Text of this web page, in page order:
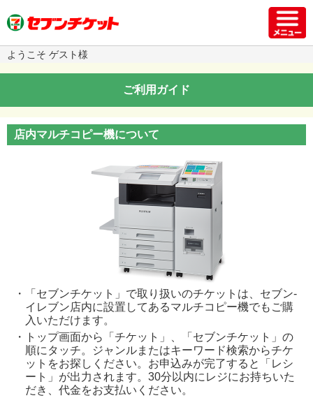
ようこそ ゲスト様
ご利用ガイド
店内マルチコピー機について
・「セブンチケット」で取り扱いのチケットは、セブン-
イレブン店内に設置してあるマルチコピー機でもご購
入いただけます。
・トップ画面から「チケット」、「セブンチケット」の
順にタッチ。ジャンルまたはキーワード検索からチケ
ットをお探しください。お申込みが完了すると「レシ
ート」が出力されます。30分以内にレジにお持ちいた
だき、代金をお支払いください。